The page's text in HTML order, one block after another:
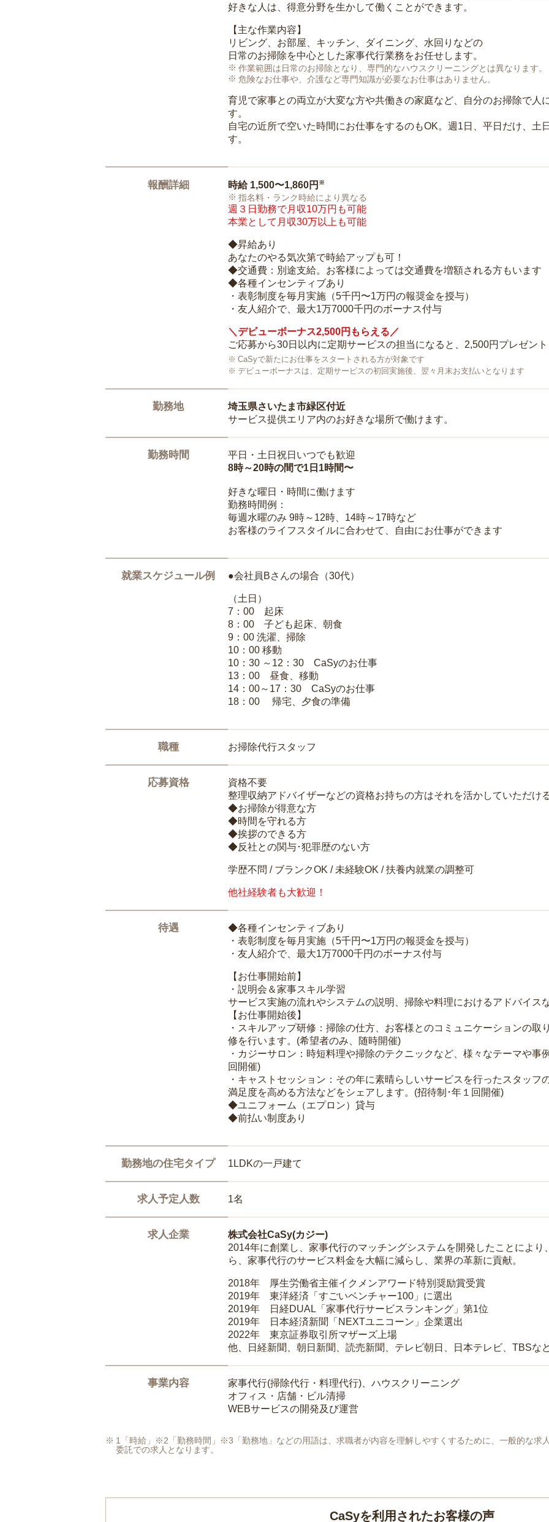
好きな人は、得意分野を生かして働くことができます。
【主な作業内容】
リビング、お部屋、キッチン、ダイニング、水回りなどの
日常のお掃除を中心とした家事代行業務をお任せします。
作業範囲は日常のお掃除となり、専門的なハウスクリーニングとは異なります。
危険なお仕事や、介護など専門知識が必要なお仕事はありません。
育児で家事との両立が大変な方や共働きの家庭など、自分のお掃除で人
す。
自宅の近所で空いた時間にお仕事をするのもOK。週1日、平日だけ、土
す。
報酬詳細 時給 1,500〜1,860円 ※
指名料・ランク時給により異なる
週３日勤務で月収10万円も可能
本業として月収30万以上も可能
◆昇給あり
あなたのやる気次第で時給アップも可！
◆交通費：別途支給。お客様によっては交通費を増額される方もいます
◆各種インセンティブあり
・表彰制度を毎月実施（5千円〜1万円の報奨金を授与）
・友人紹介で、最大1万7000千円のボーナス付与
＼デビューボーナス2,500円もらえる／
ご応募から30日以内に定期サービスの担当になると、2,500円プレゼント
CaSyで新たにお仕事をスタートされる方が対象です
デビューボーナスは、定期サービスの初回実施後、翌々月末お支払いとなります
勤務地
埼玉県さいたま市緑区付近
サービス提供エリア内のお好きな場所で働けます。
勤務時間
平日・土日祝日いつでも歓迎
8時～20時の間で1日1時間〜
好きな曜日・時間に働けます
勤務時間例：
毎週水曜のみ 9時～12時、14時～17時など
お客様のライフスタイルに合わせて、自由にお仕事ができます
就業スケジュール例 ●会社員Bさんの場合（30代）
（土日）
7：00 起床
8：00 子ども起床、朝食
9：00 洗濯、掃除
10：00 移動
10：30 ～12：30 CaSyのお仕事
13：00 昼食、移動
14：00～17：30 CaSyのお仕事
18：00 帰宅、夕食の準備
職種 お掃除代行スタッフ
応募資格
資格不要
整理収納アドバイザーなどの資格お持ちの方はそれを活かしていただけ
◆お掃除が得意な方
◆時間を守れる方
◆挨拶のできる方
◆反社との関与･犯罪歴のない方
学歴不問 / ブランクOK / 未経験OK / 扶養内就業の調整可
他社経験者も大歓迎！
待遇
◆各種インセンティブあり
・表彰制度を毎月実施（5千円〜1万円の報奨金を授与）
・友人紹介で、最大1万7000千円のボーナス付与
【お仕事開始前】
・説明会＆家事スキル学習
サービス実施の流れやシステムの説明、掃除や料理におけるアドバイス
【お仕事開始後】
・スキルアップ研修：掃除の仕方、お客様とのコミュニケーションの
修を行います。(希望者のみ、随時開催)
・カジーサロン：時短料理や掃除のテクニックなど、様々なテーマや事
回開催)
・キャストセッション：その年に素晴らしいサービスを行ったスタッ
満足度を高める方法などをシェアします。(招待制･年１回開催)
◆ユニフォーム（エプロン）貸与
◆前払い制度あり
勤務地の住宅タイプ 1LDKの一戸建て
求人予定人数 1名
求人企業
株式会社CaSy(カジー)
2014年に創業し、家事代行のマッチングシステムを開発したことによ
ら、家事代行のサービス料金を大幅に減らし、業界の革新に貢献。
2018年 厚生労働省主催イクメンアワード特別奨励賞受賞
2019年 東洋経済「すごいベンチャー100」に選出
2019年 日経DUAL「家事代行サービスランキング」第1位
2019年 日本経済新聞「NEXTユニコーン」企業選出
2022年 東京証券取引所マザーズ上場
他、日経新聞、朝日新聞、読売新聞、テレビ朝日、日本テレビ、TBSな
事業内容
家事代行(掃除代行・料理代行)、ハウスクリーニング
オフィス・店舗・ビル清掃
WEBサービスの開発及び運営
1「時給」※2「勤務時間」※3「勤務地」などの用語は、求職者が内容を理解しやすくするために、一般的な求
委託での求人となります。
CaSyを利用されたお客様の声